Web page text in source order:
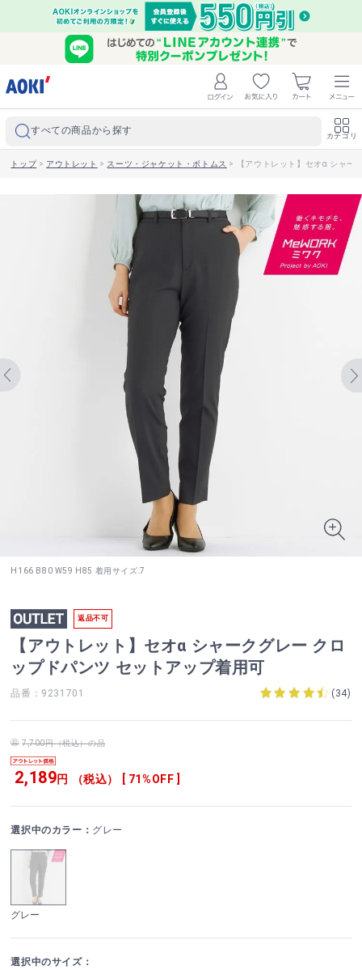
すべての商品から探す カテゴリ
トップ> アウトレット > スーツ・ジャケット・ボトムス > 【アウトレット】セオα シャー
H166 B80 W59 H85 着用サイズ:7
返品不可
【アウトレット】セオα シャークグレー クロ
ップドパンツ セットアップ着用可
品番：9231701 (34)
7,700円（税込）の品
2,189円 （税込） [ 71%OFF ]
選択中のカラー： グレー
グレー
選択中のサイズ：